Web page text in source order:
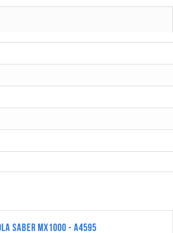
Saber MX1000 - A4595